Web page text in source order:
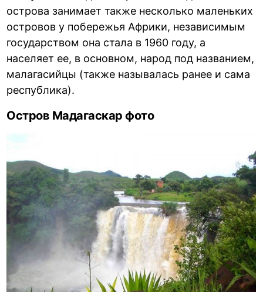
острова занимает также несколько маленьких
островов у побережья Африки, независимым
государством она стала в 1960 году, а
населяет ее, в основном, народ под названием,
малагасийцы (также называлась ранее и сама
республика).
Остров Мадагаскар фото